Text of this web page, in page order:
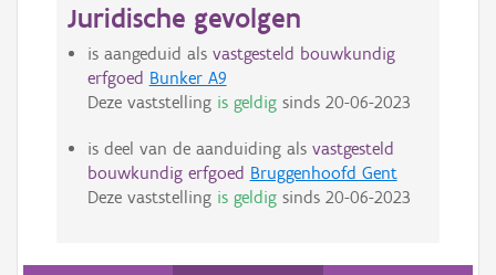
Juridische gevolgen
is aangeduid als vastgesteld bouwkundig
erfgoed Bunker A9
Deze vaststelling is geldigsinds 20-06-2023
is deel van de aanduiding als vastgesteld
bouwkundig erfgoed Bruggenhoofd Gent
Deze vaststelling is geldigsinds 20-06-2023